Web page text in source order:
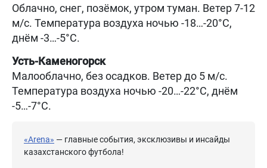
Облачно, снег, позёмок, утром туман. Ветер 7-12
м/с. Температура воздуха ночью -18…-20°C,
днём -3…-5°C.
Усть-Каменогорск
Малооблачно, без осадков. Ветер до 5 м/с.
Температура воздуха ночью -20…-22°C, днём
-5…-7°C.
«Arena» — главные события, эксклюзивы и инсайды
казахстанского футбола!